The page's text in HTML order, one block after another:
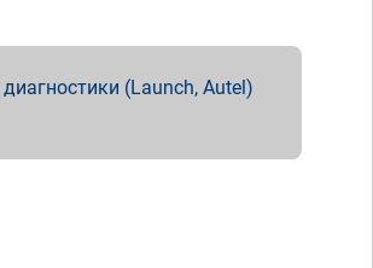
(Launch, Autel)